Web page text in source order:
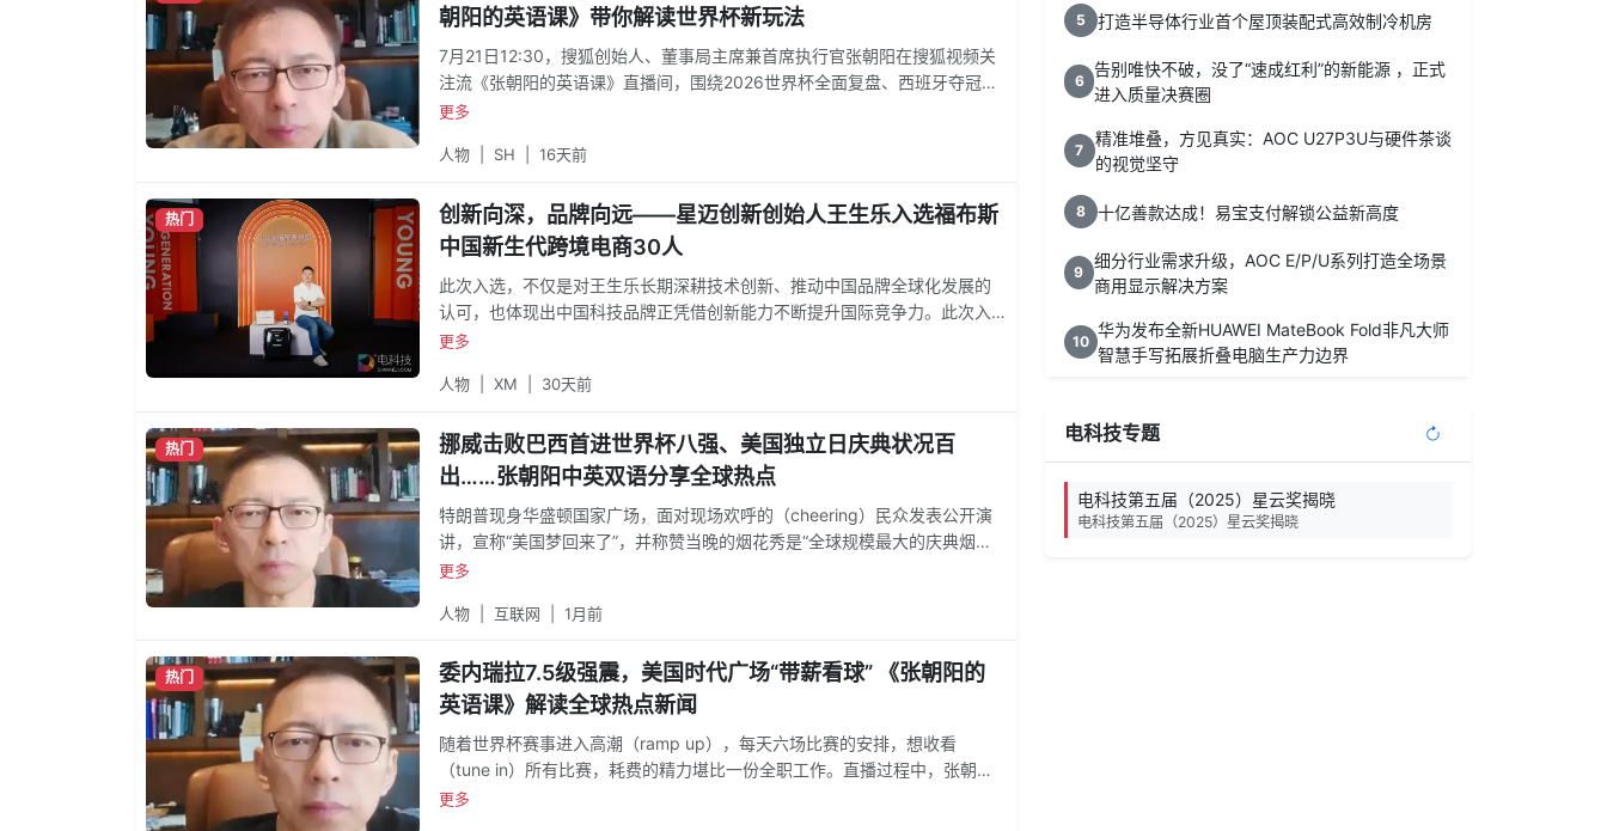
朝阳的英语课》带你解读世界杯新玩法
7月21日12:30，搜狐创始人、董事局主席兼首席执行官张朝阳在搜狐视频关
注流《张朝阳的英语课》直播间，围绕2026世界杯全面复盘、西班牙夺冠归
国庆典两大热点展开分享，与网友一同在新闻中学英语，知天下。直播开篇
更多
人物 SH 16天前
热门
创新向深，品牌向远——星迈创新创始人王生乐入选福布斯
中国新生代跨境电商30人
此次入选，不仅是对王生乐长期深耕技术创新、推动中国品牌全球化发展的
认可，也体现出中国科技品牌正凭借创新能力不断提升国际竞争力。此次入
选福布斯中国跨境电商影响力30人评选，不仅是对王生乐长期坚持技术创
节点，打造全球品牌从来不是短期目标，而是一项需要持续创新、长期投
更多
人物 XM 30天前
热门
挪威击败巴西首进世界杯八强、美国独立日庆典状况百
出……张朝阳中英双语分享全球热点
特朗普现身华盛顿国家广场，面对现场欢呼的（cheering）民众发表公开演
讲，宣称“美国梦回来了”，并称赞当晚的烟花秀是“全球规模最大的庆典烟火
表演”。直播中，张朝阳结合新闻内容解析关键英文词汇，包括quarter-
会）、thunderstorm（雷暴）等。
更多
人物 互联网 1月前
热门
委内瑞拉7.5级强震，美国时代广场“带薪看球” 《张朝阳的
英语课》解读全球热点新闻
随着世界杯赛事进入高潮（ramp up），每天六场比赛的安排，想收看
（tune in）所有比赛，耗费的精力堪比一份全职工作。直播过程中，张朝阳
结合新闻内容解析关键英文词汇，包括condolence（哀悼；慰问）、warn
更多
5 打造半导体行业首个屋顶装配式高效制冷机房
6
告别唯快不破，没了“速成红利”的新能源 ，正式
进入质量决赛圈
7
精准堆叠，方见真实：AOC U27P3U与硬件茶谈
的视觉坚守
8 十亿善款达成！易宝支付解锁公益新高度
9
细分行业需求升级，AOC E/P/U系列打造全场景
商用显示解决方案
10
华为发布全新HUAWEI MateBook Fold非凡大师
智慧手写拓展折叠电脑生产力边界
电科技专题
电科技第五届（2025）星云奖揭晓
电科技第五届（2025）星云奖揭晓